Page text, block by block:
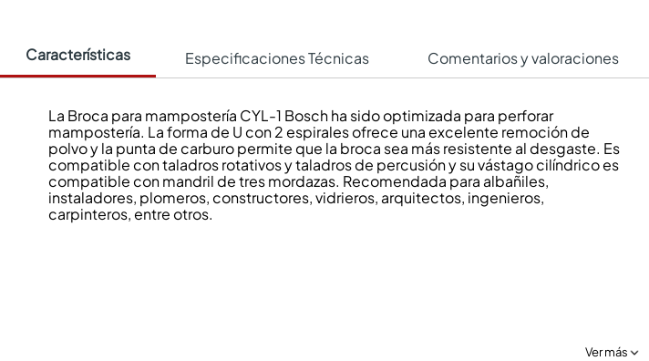
Características Especificaciones Técnicas Comentarios y valoraciones
La Broca para mampostería CYL-1 Bosch ha sido optimizada para perforar
mampostería. La forma de U con 2 espirales ofrece una excelente remoción de
polvo y la punta de carburo permite que la broca sea más resistente al desgaste. Es
compatible con taladros rotativos y taladros de percusión y su vástago cilíndrico es
compatible con mandril de tres mordazas. Recomendada para albañiles,
instaladores, plomeros, constructores, vidrieros, arquitectos, ingenieros,
carpinteros, entre otros.
Ver más